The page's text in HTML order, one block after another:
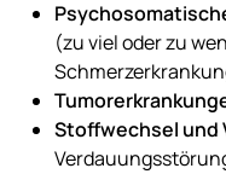
(zu viel oder zu
Stoffwechsel und